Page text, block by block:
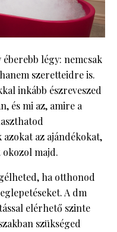
légy: nemcsak
szeretteidre is.
inkább észreveszed
és mi az, amire a
az ajándékokat,
majd.
ha otthonod
A dm
elérhető szinte
szükséged